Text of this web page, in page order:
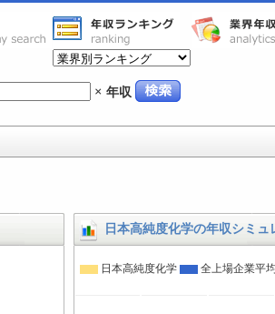
× 年収
日本高純度化学の年収シミュ
日本高純度化学 全上場企業平